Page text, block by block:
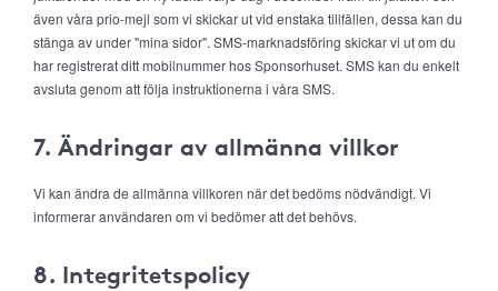
även våra prio-mejl som vi skickar ut vid enstaka tillfällen, dessa kan du
stänga av under "mina sidor". SMS-marknadsföring skickar vi ut om du
har registrerat ditt mobilnummer hos Sponsorhuset. SMS kan du enkelt
avsluta genom att följa instruktionerna i våra SMS.
7. Ändringar av allmänna villkor
Vi kan ändra de allmänna villkoren när det bedöms nödvändigt. Vi
informerar användaren om vi bedömer att det behövs.
8. Integritetspolicy